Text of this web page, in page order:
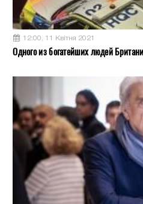
12:00, 11 Квітня 2021
Одного из богатейших людей